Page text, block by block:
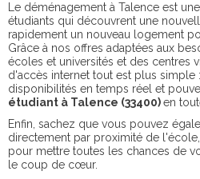
Le déménagement à Talence est
étudiants qui découvrent une
rapidement un nouveau logement
Grâce à nos offres adaptées aux
écoles et universités et des centres
d'accès internet tout est plus simple
disponibilités en temps réel et
étudiant à Talence (33400)en
Enfin, sachez que vous pouvez
directement par proximité de
pour mettre toutes les chances de
le coup de cœur.